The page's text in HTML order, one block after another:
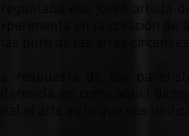
preguntaba ese joven artista
experimenta en la creación
La respuesta de los
diferencia, es como aquel
final el arte es lo que nos